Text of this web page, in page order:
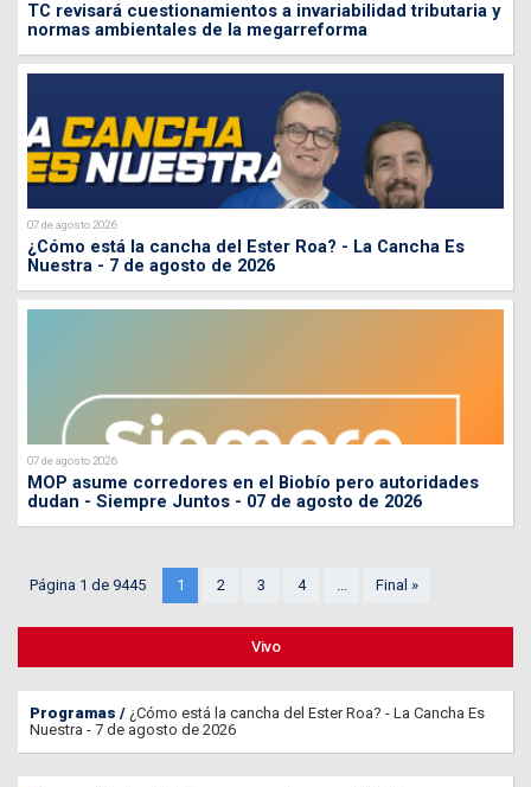
TC revisará cuestionamientos a invariabilidad tributaria y
normas ambientales de la megarreforma
07 de agosto 2026
¿Cómo está la cancha del Ester Roa? - La Cancha Es
Nuestra - 7 de agosto de 2026
07 de agosto 2026
MOP asume corredores en el Biobío pero autoridades
dudan - Siempre Juntos - 07 de agosto de 2026
Página 1 de 9445 1 2 3 4 ... Final »
Vivo
Programas
¿Cómo está la cancha del Ester Roa? - La Cancha Es
Nuestra - 7 de agosto de 2026